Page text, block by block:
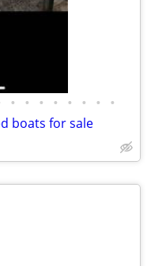
• • • • • • • •
boats for sale